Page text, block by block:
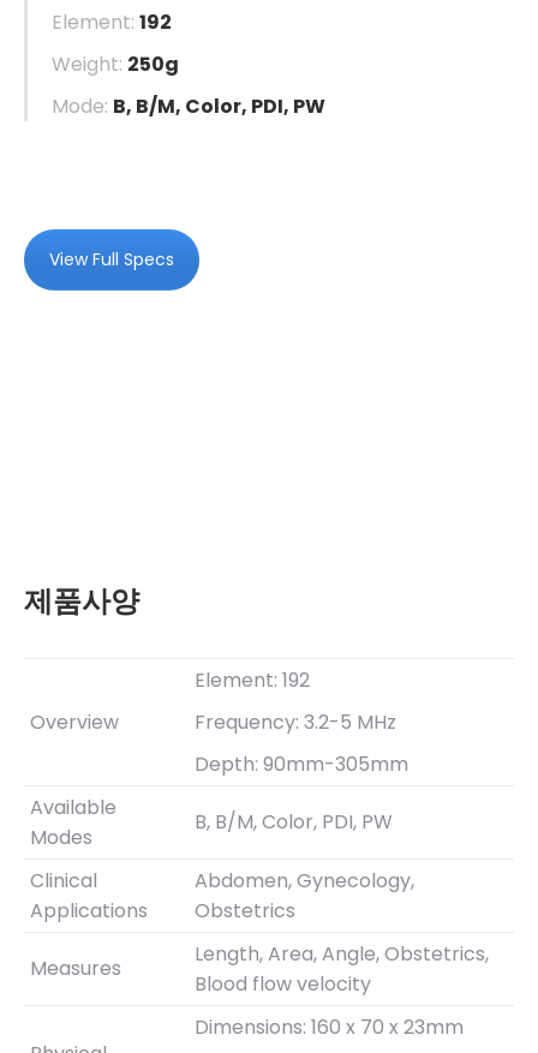
Element: 192
Weight: 250g
Mode: B, B/M, Color, PDI, PW
View Full Specs
제품사양
Overview
Element: 192
Frequency: 3.2-5 MHz
Depth: 90mm-305mm
Available
Modes
B, B/M, Color, PDI, PW
Clinical
Applications
Abdomen, Gynecology,
Obstetrics
Measures
Length, Area, Angle, Obstetrics,
Blood flow velocity
Dimensions: 160 x 70 x 23mm